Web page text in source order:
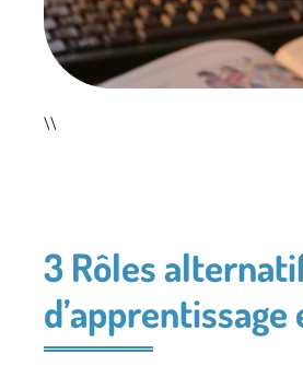
\\
3 Rôles
d’apprentissage